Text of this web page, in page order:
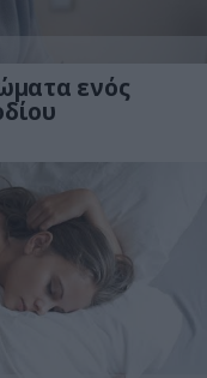
ενός